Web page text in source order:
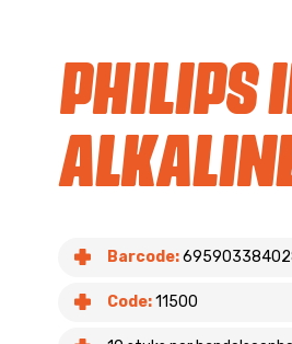
Philips
Alkaline
Barcode:
Code:11500